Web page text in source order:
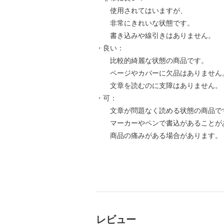
使用されてはいますが、
非常にきれいな状態です。
書き込みや線引きはありません。
・良い：
比較的綺麗な状態の商品です。
ページやカバーに欠品はありません
文章を読むのに支障はありません。
・可：
文章が問題なく読める状態の商品で
マーカーやペンで書込があることが
商品の痛みがある場合があります。
レビュー